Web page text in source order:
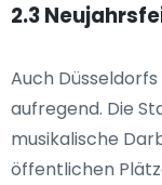
2.3
Auch
aufregend. Die
musikalische
öffentlichen